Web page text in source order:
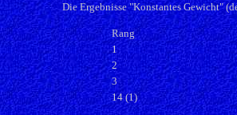
Die Ergebnisse "Konstantes Gewicht"
Rang
1
2
3
14 (1)